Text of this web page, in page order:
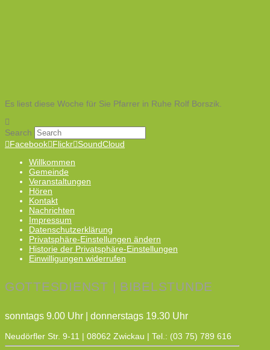
Es liest diese Woche für Sie Pfarrer in Ruhe Rolf Borszik.
Search
Facebook Flickr SoundCloud
Willkommen
Gemeinde
Veranstaltungen
Hören
Kontakt
Nachrichten
Impressum
Datenschutzerklärung
Privatsphäre-Einstellungen ändern
Historie der Privatsphäre-Einstellungen
Einwilligungen widerrufen
GOTTESDIENST | BIBELSTUNDE
sonntags 9.00 Uhr | donnerstags 19.30 Uhr
Neudörfler Str. 9-11 | 08062 Zwickau | Tel.: (03 75) 789 616